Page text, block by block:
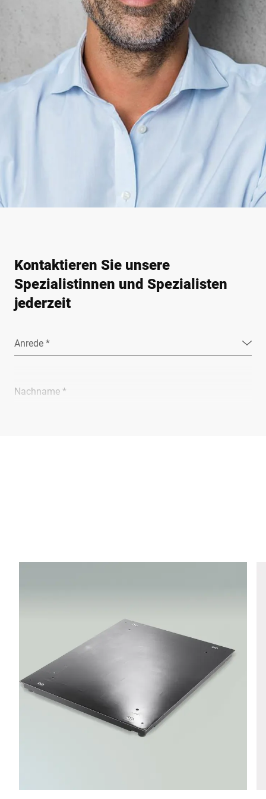
Kontaktieren Sie unsere
Spezialistinnen und Spezialisten
jederzeit
Anrede *
Nachname *
Stadt *